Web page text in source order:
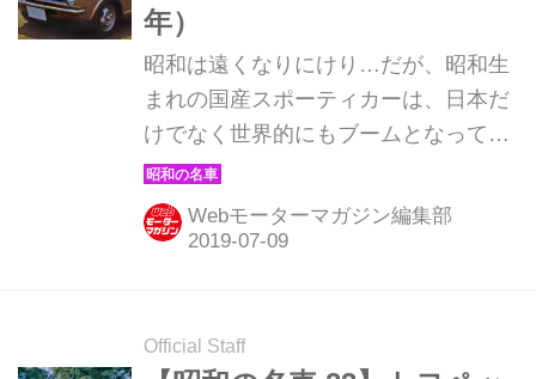
年）
昭和は遠くなりにけり…だが、昭和生
まれの国産スポーティカーは、日本だ
けでなく世界的にもブームとなってい
る。そんな昭和の名車たちを時系列で
紹介していこう。ここでは1969年発売
のホンダ 1300 99Sを解説。
Webモーターマガジン編集部
Official Staff